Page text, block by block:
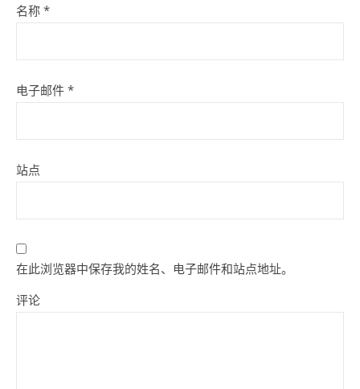
名称 *
电子邮件 *
站点
在此浏览器中保存我的姓名、电子邮件和站点地址。
评论